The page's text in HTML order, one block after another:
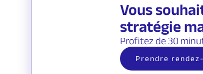
Vous
stratégie
Profitez de 30
Prendre